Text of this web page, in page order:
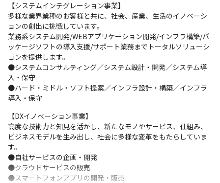
【システムインテグレーション事業】
多様な業界業種のお客様と共に、社会、産業、生活のイノベーシ
ョンの創出に挑戦しています。
業務系システム開発/WEBアプリケーション開発/インフラ構築/パ
ッケージソフトの導入支援/サポート業務までトータルソリューシ
ョンを提供します。
●システムコンサルティング／システム設計・開発／システム導
入・保守
●ハード・ミドル・ソフト提案／インフラ設計・構築／インフラ
導入・保守
【DXイノベーション事業】
高度な技術力と知見を活かし、新たなモノやサービス、仕組み、
ビジネスモデルを生み出し、社会に多様な変革をもたらしていま
す。
●自社サービスの企画・開発
●クラウドサービスの販売
●スマートフォンアプリの開発・販売